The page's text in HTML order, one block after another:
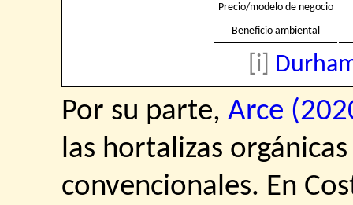
Precio/modelo de negocio
Beneficio ambiental
[i]
Por su parte,Arce
las hortalizas
convencionales. En